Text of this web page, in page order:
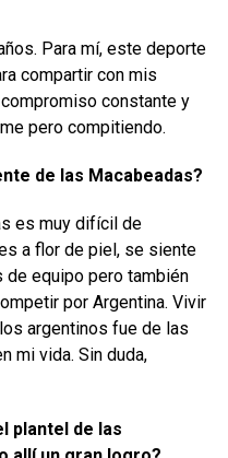
Para mí, este deporte
compartir con mis
constante y
pero compitiendo.
de las Macabeadas?
es muy difícil de
a flor de piel, se siente
de equipo pero también
por Argentina. Vivir
argentinos fue de las
mi vida. Sin duda,
plantel de las